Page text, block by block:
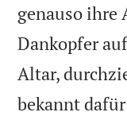
genauso ihre
Dankopfer
Altar,
bekannt